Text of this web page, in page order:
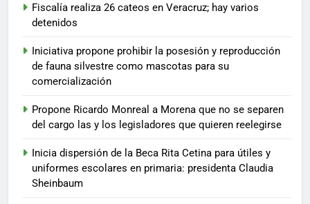
Fiscalía realiza 26 cateos en Veracruz; hay varios
detenidos
Iniciativa propone prohibir la posesión y reproducción
de fauna silvestre como mascotas para su
comercialización
Propone Ricardo Monreal a Morena que no se separen
del cargo las y los legisladores que quieren reelegirse
Inicia dispersión de la Beca Rita Cetina para útiles y
uniformes escolares en primaria: presidenta Claudia
Sheinbaum